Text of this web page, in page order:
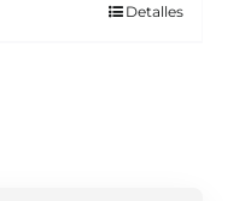
Detalles